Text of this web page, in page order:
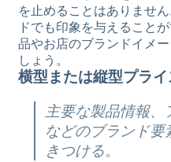
を止めることはありませ
ドでも印象を与えること
品やお店のブランドイメ
しょう。
横型または縦型プラ
主要な製品情報
などのブランド
きつける。